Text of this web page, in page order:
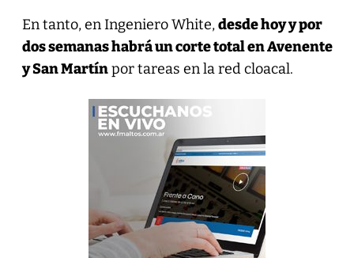
En tanto, en Ingeniero White,desde hoy y por
dos semanas habrá un corte total en Avenente
y San Martínpor tareas en la red cloacal.